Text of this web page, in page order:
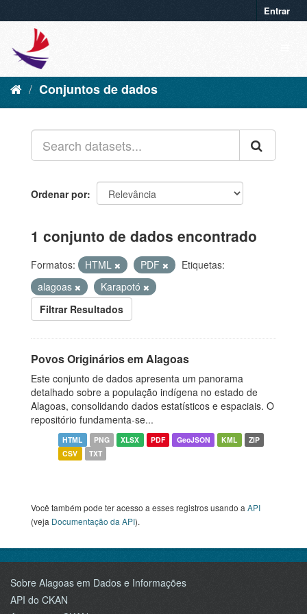
Entrar
Conjuntos de dados
Ordenar por
1 conjunto de dados encontrado
Formatos: HTML PDF
Etiquetas:
alagoas
Karapotó
Filtrar Resultados
Povos Originários em Alagoas
Este conjunto de dados apresenta um panorama
detalhado sobre a população indígena no estado de
Alagoas, consolidando dados estatísticos e espaciais. O
repositório fundamenta-se...
HTML PNG XLSX PDF GeoJSON KML
ZIP
CSV
TXT
Você também pode ter acesso a esses registros usando a API
(veja Documentação da API).
Sobre Alagoas em Dados e Informações
API do CKAN